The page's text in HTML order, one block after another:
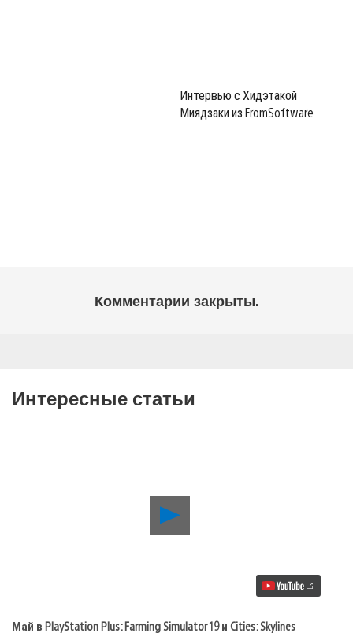
Интервью с Хидэтакой
Миядзаки из FromSoftware
Комментарии закрыты.
Интересные статьи
Воспроизвести
Май
19
Май в PlayStation Plus: Farming Simulator 19 и Cities: Skylines